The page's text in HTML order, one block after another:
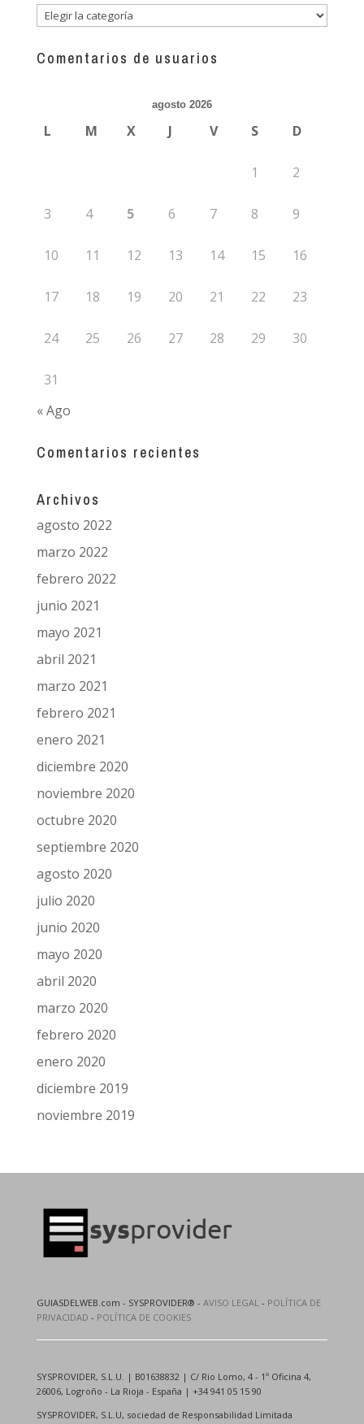
Descubre
guías
Comentarios de usuarios
agosto 2026
L M X J V S D
1 2
3 4 5 6 7 8 9
10 11 12 13 14 15 16
17 18 19 20 21 22 23
24 25 26 27 28 29 30
31
« Ago
Comentarios recientes
Archivos
agosto 2022
marzo 2022
febrero 2022
junio 2021
mayo 2021
abril 2021
marzo 2021
febrero 2021
enero 2021
diciembre 2020
noviembre 2020
octubre 2020
septiembre 2020
agosto 2020
julio 2020
junio 2020
mayo 2020
abril 2020
marzo 2020
febrero 2020
enero 2020
diciembre 2019
noviembre 2019
GUIASDELWEB.com - SYSPROVIDER® - AVISO LEGAL - POLÍTICA DE
PRIVACIDAD - POLÍTICA DE COOKIES
SYSPROVIDER, S.L.U. | B01638832 | C/ Rio Lomo, 4 - 1º Oficina 4,
26006, Logroño - La Rioja - España | +34 941 05 15 90
SYSPROVIDER, S.L.U, sociedad de Responsabilidad Limitada